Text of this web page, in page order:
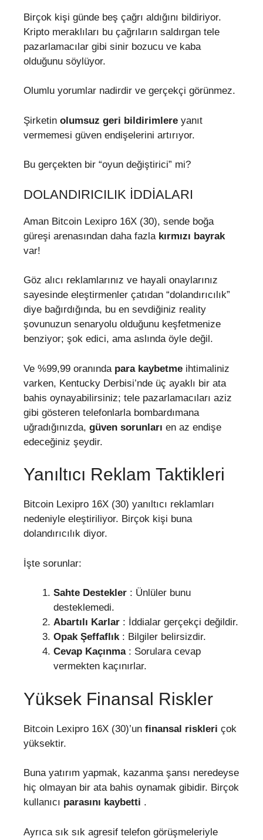
Birçok kişi günde beş çağrı aldığını bildiriyor.
Kripto meraklıları bu çağrıların saldırgan tele
pazarlamacılar gibi sinir bozucu ve kaba
olduğunu söylüyor.
Olumlu yorumlar nadirdir ve gerçekçi görünmez.
Şirketin olumsuz geri bildirimlere yanıt
vermemesi güven endişelerini artırıyor.
Bu gerçekten bir “oyun değiştirici” mi?
DOLANDIRICILIK İDDIALARI
Aman Bitcoin Lexipro 16X (30), sende boğa
güreşi arenasından daha fazla kırmızı bayrak
var!
Göz alıcı reklamlarınız ve hayali onaylarınız
sayesinde eleştirmenler çatıdan “dolandırıcılık”
diye bağırdığında, bu en sevdiğiniz reality
şovunuzun senaryolu olduğunu keşfetmenize
benziyor; şok edici, ama aslında öyle değil.
Ve %99,99 oranında para kaybetme ihtimaliniz
varken, Kentucky Derbisi’nde üç ayaklı bir ata
bahis oynayabilirsiniz; tele pazarlamacıları aziz
gibi gösteren telefonlarla bombardımana
uğradığınızda, güven sorunları en az endişe
edeceğiniz şeydir.
Yanıltıcı Reklam Taktikleri
Bitcoin Lexipro 16X (30) yanıltıcı reklamları
nedeniyle eleştiriliyor. Birçok kişi buna
dolandırıcılık diyor.
İşte sorunlar:
Sahte Destekler : Ünlüler bunu
desteklemedi.
Abartılı Karlar : İddialar gerçekçi değildir.
Opak Şeffaflık: Bilgiler belirsizdir.
Cevap Kaçınma: Sorulara cevap
vermekten kaçınırlar.
Yüksek Finansal Riskler
Bitcoin Lexipro 16X (30)’un finansal riskleri çok
yüksektir.
Buna yatırım yapmak, kazanma şansı neredeyse
hiç olmayan bir ata bahis oynamak gibidir. Birçok
kullanıcı parasını kaybetti .
Ayrıca sık sık agresif telefon görüşmeleriyle